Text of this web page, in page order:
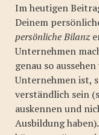
Im heutigen
Deinem
persönliche Bilanz
Unternehmen
genau so
Unternehmen ist,
verständlich sein
auskennen und
Ausbildung